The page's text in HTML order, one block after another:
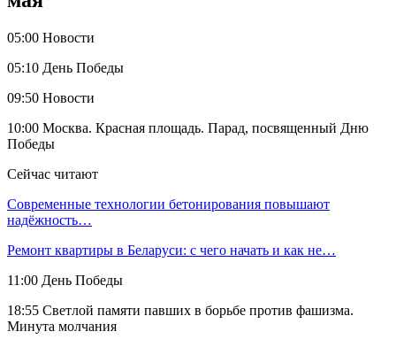
05:00 Новости
05:10 День Победы
09:50 Новости
10:00 Москва. Красная площадь. Парад, посвященный Дню
Победы
Сейчас читают
Современные технологии бетонирования повышают
надёжность…
Ремонт квартиры в Беларуси: с чего начать и как не…
11:00 День Победы
18:55 Светлой памяти павших в борьбе против фашизма.
Минута молчания